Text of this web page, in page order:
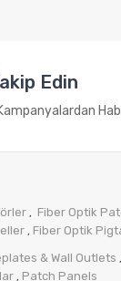
Edin
, Fiber Optik
, Fiber Optik
& Wall Outlets ,
, Patch Panels